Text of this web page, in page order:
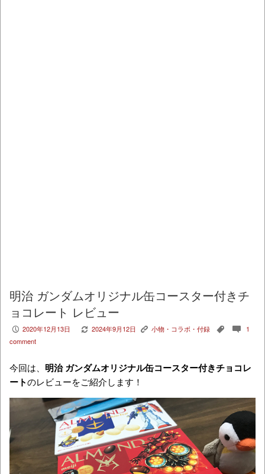
明治 ガンダムオリジナル缶コースター付きチ
ョコレート レビュー
P 2020年12月13日 V 2024年9月12日 K 小物・コラボ・付録 , c
1
comment
今回は、 明治 ガンダムオリジナル缶コースター付きチョコレ
ートのレビューをご紹介します！